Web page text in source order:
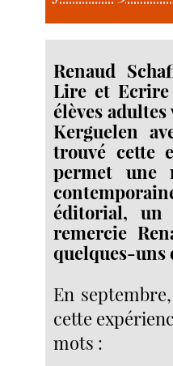
Renaud
Lire et Ecrire
élèves
Kerguelen
trouvé cette
permet une
éditorial, un
remercie
quelques-uns
En
cette
mots :